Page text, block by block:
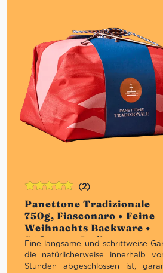
Panettone Tradizionale
750g, Fiasconaro • Feine
Weihnachts Backware •
Süßes aus Italien
(2)
Eine langsame und schrittweise
die natürlicherweise innerhalb
Stunden abgeschlossen ist,
Bewertet
mit5.00von
5